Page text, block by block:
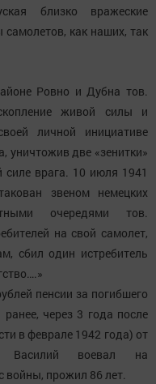
близко вражеские
самолетов, как наших, так
Ровно и Дубна тов.
живой силы и
личной инициативе
уничтожив две «зенитки»
врага. 10 июля 1941
звеном немецких
очередями тов.
на свой самолет,
сбил один истребитель
пенсии за погибшего
через 3 года после
в феврале 1942 года) от
воевал на
войны, прожил 86 лет.